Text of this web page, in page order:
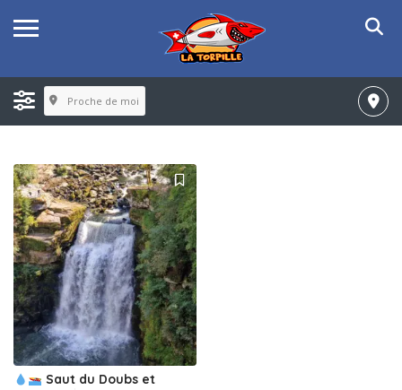
Proche de moi
Saut du Doubs et